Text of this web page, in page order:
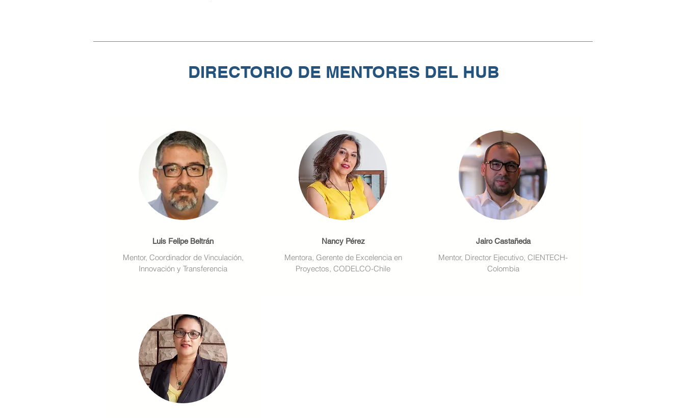
DIRECTORIO DE MENTORES DEL HUB
Luis Felipe Beltrán
Mentor, Coordinador de Vinculación,
Innovación y Transferencia
Nancy Pérez
Mentora, Gerente de Excelencia en
Proyectos, CODELCO-Chile
Jairo Castañeda
Mentor, Director Ejecutivo, CIENTECH-
Colombia